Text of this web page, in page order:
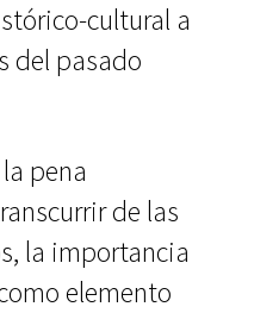
cultural a
del pasado
pena
de las
la impor­tancia
ele­mento